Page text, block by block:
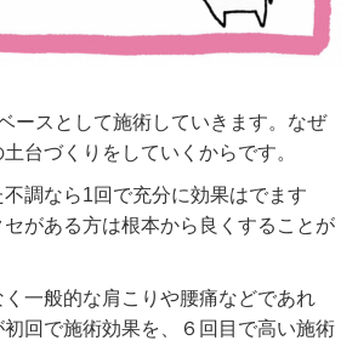
ースとして施術していきます。なぜ
台づくりをしていくからです。
調なら1回で充分に効果はでます
がある方は根本から良くすることが
一般的な肩こりや腰痛などであれ
回で施術効果を、６回目で高い施術